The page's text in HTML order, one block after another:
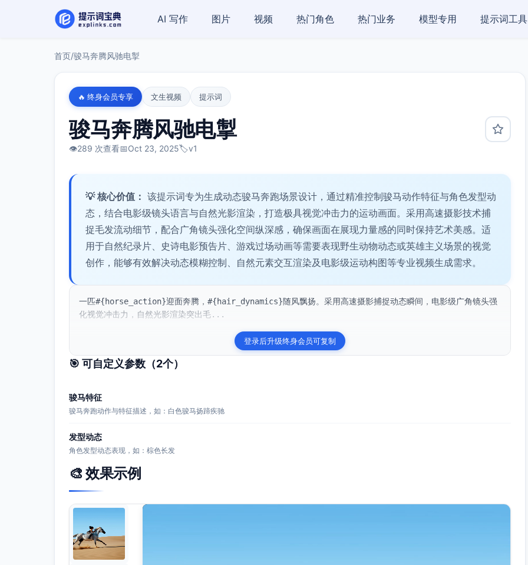
AI 写作 图片 视频 热门角色 热门业务 模型专用 提示词工具
首页/骏马奔腾风驰电掣
🔥 终身会员专享 文生视频 提示词
骏马奔腾风驰电掣
👁️289 次查看📅Oct 23, 2025🏷️v1
💡 核心价值： 该提示词专为生成动态骏马奔跑场景设计，通过精准控制骏马动作特征与角色发型动
态，结合电影级镜头语言与自然光影渲染，打造极具视觉冲击力的运动画面。采用高速摄影技术捕
捉毛发流动细节，配合广角镜头强化空间纵深感，确保画面在展现力量感的同时保持艺术美感。适
用于自然纪录片、史诗电影预告片、游戏过场动画等需要表现野生动物动态或英雄主义场景的视觉
创作，能够有效解决动态模糊控制、自然元素交互渲染及电影级运动构图等专业视频生成需求。
一匹#{horse_action}迎面奔腾，#{hair_dynamics}随风飘扬。采用高速摄影捕捉动态瞬间，电影级广角镜头强
化视觉冲击力，自然光影渲染突出毛...
登录后升级终身会员可复制
🎯 可自定义参数（2个）
骏马特征
骏马奔跑动作与特征描述，如：白色骏马扬蹄疾驰
发型动态
角色发型动态表现，如：棕色长发
🎨 效果示例